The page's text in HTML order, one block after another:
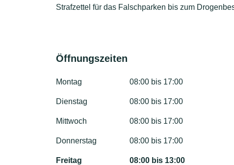
Strafzettel für das Falschparken bis zum
Öffnungszeiten
Montag 08:00 bis 17:00
Dienstag 08:00 bis 17:00
Mittwoch 08:00 bis 17:00
Donnerstag 08:00 bis 17:00
Freitag 08:00 bis 13:00